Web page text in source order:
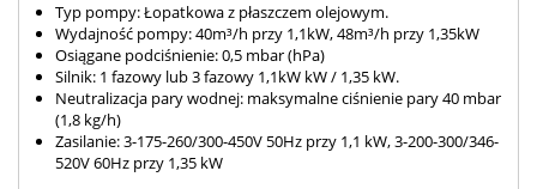
Typ pompy: Łopatkowa z płaszczem olejowym.
Wydajność pompy: 40m³/h przy 1,1kW, 48m³/h przy 1,35kW
Osiągane podciśnienie: 0,5 mbar (hPa)
Silnik: 1 fazowy lub 3 fazowy 1,1kW kW / 1,35 kW.
Neutralizacja pary wodnej: maksymalne ciśnienie pary 40 mbar
(1,8 kg/h)
Zasilanie: 3-175-260/300-450V 50Hz przy 1,1 kW, 3-200-300/346-
520V 60Hz przy 1,35 kW